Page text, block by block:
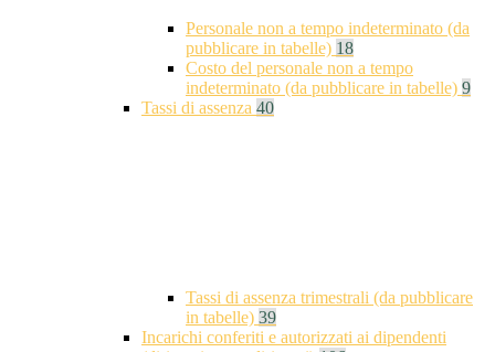
Personale non a tempo indeterminato (da
pubblicare in tabelle) 18
Costo del personale non a tempo
indeterminato (da pubblicare in tabelle) 9
Tassi di assenza 40
Tassi di assenza trimestrali (da pubblicare
in tabelle) 39
Incarichi conferiti e autorizzati ai dipendenti